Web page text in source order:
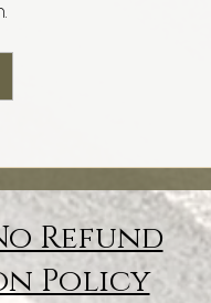
Refund
Policy